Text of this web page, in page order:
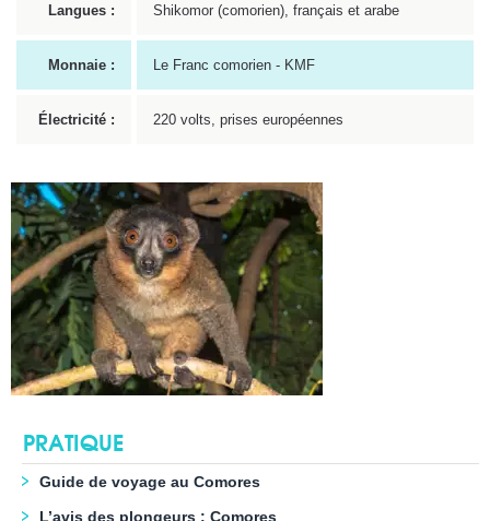
Langues : Shikomor (comorien), français et arabe
Monnaie : Le Franc comorien - KMF
Électricité : 220 volts, prises européennes
PRATIQUE
Guide de voyage au Comores
L’avis des plongeurs : Comores